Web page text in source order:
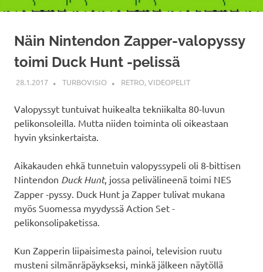
Näin Nintendon Zapper-valopyssy
toimi Duck Hunt -pelissä
28.1.2017 TURBOVISIO RETRO,VIDEOPELIT
Valopyssyt tuntuivat huikealta tekniikalta 80-luvun
pelikonsoleilla. Mutta niiden toiminta oli oikeastaan
hyvin yksinkertaista.
Aikakauden ehkä tunnetuin valopyssypeli oli 8-bittisen
Nintendon Duck Hunt, jossa pelivälineenä toimi NES
Zapper -pyssy. Duck Hunt ja Zapper tulivat mukana
myös Suomessa myydyssä Action Set -
pelikonsolipaketissa.
Kun Zapperin liipaisimesta painoi, television ruutu
musteni silmänräpäykseksi, minkä jälkeen näytöllä